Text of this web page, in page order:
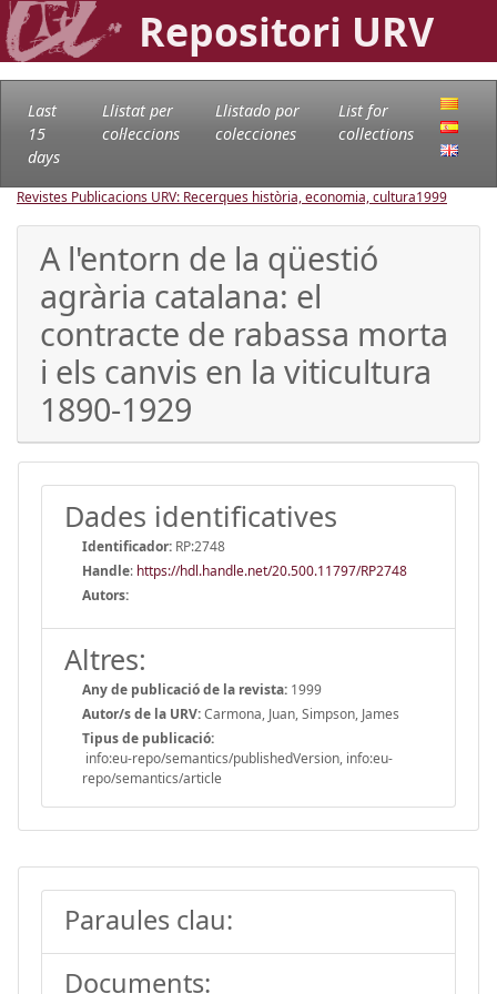
Repositori URV
Last
15
days
Llistat per
col·leccions
Llistado por
colecciones
List for
collections
Revistes Publicacions URV: Recerques història, economia, cultura1999
A l'entorn de la qüestió
agrària catalana: el
contracte de rabassa morta
i els canvis en la viticultura
1890-1929
Dades identificatives
Identificador: RP:2748
Handle: https://hdl.handle.net/20.500.11797/RP2748
Autors:
Altres:
Any de publicació de la revista: 1999
Autor/s de la URV:Carmona, Juan, Simpson, James
Tipus de publicació:
info:eu-repo/semantics/publishedVersion, info:eu-
repo/semantics/article
Paraules clau:
Documents: